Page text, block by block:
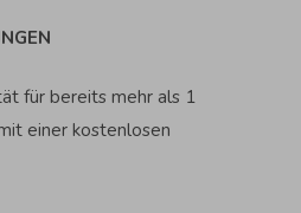
für bereits mehr als 1
einer kostenlosen